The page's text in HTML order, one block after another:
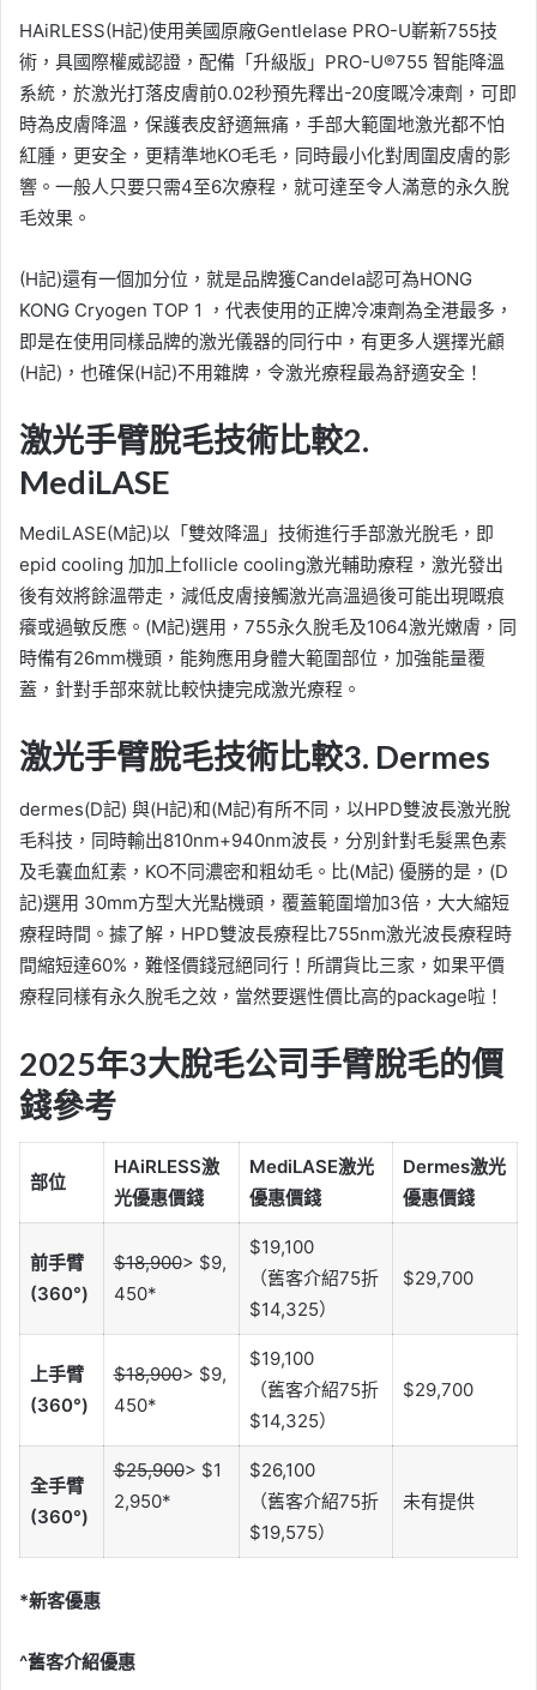
HAiRLESS(H記)使用美國原廠Gentlelase PRO-U嶄新755技
術，具國際權威認證，配備「升級版」PRO-U®755 智能降溫
系統，於激光打落皮膚前0.02秒預先釋出-20度嘅冷凍劑，可即
時為皮膚降溫，保護表皮舒適無痛，手部大範圍地激光都不怕
紅腫，更安全，更精準地KO毛毛，同時最小化對周圍皮膚的影
響。一般人只要只需4至6次療程，就可達至令人滿意的永久脫
毛效果。
(H記)還有一個加分位，就是品牌獲Candela認可為HONG
KONG Cryogen TOP 1 ，代表使用的正牌冷凍劑為全港最多，
即是在使用同樣品牌的激光儀器的同行中，有更多人選擇光顧
(H記)，也確保(H記)不用雜牌，令激光療程最為舒適安全！
激光手臂脫毛技術比較2.
MediLASE
MediLASE(M記)以「雙效降溫」技術進行手部激光脫毛，即
epid cooling 加加上follicle cooling激光輔助療程，激光發出
後有效將餘溫帶走，減低皮膚接觸激光高溫過後可能出現嘅痕
癢或過敏反應。(M記)選用，755永久脫毛及1064激光嫩膚，同
時備有26mm機頭，能夠應用身體大範圍部位，加強能量覆
蓋，針對手部來就比較快捷完成激光療程。
激光手臂脫毛技術比較3. Dermes
dermes(D記) 與(H記)和(M記)有所不同，以HPD雙波長激光脫
毛科技，同時輸出810nm+940nm波長，分別針對毛髮黑色素
及毛囊血紅素，KO不同濃密和粗幼毛。比(M記) 優勝的是，(D
記)選用 30mm方型大光點機頭，覆蓋範圍增加3倍，大大縮短
療程時間。據了解，HPD雙波長療程比755nm激光波長療程時
間縮短達60%，難怪價錢冠絕同行！所謂貨比三家，如果平價
療程同樣有永久脫毛之效，當然要選性價比高的package啦！
2025年3大脫毛公司手臂脫毛的價
錢參考
部位
HAiRLESS激
光優惠價錢
MediLASE激光
優惠價錢
Dermes激光
優惠價錢
前手臂
(360°)
$18,900> $9,
450*
$19,100
（舊客介紹75折
$14,325）
$29,700
上手臂
(360°)
$18,900> $9,
450*
$19,100
（舊客介紹75折
$14,325）
$29,700
全手臂
(360°)
$25,900> $1
2,950*
$26,100
（舊客介紹75折
$19,575）
未有提供
*新客優惠
^舊客介紹優惠